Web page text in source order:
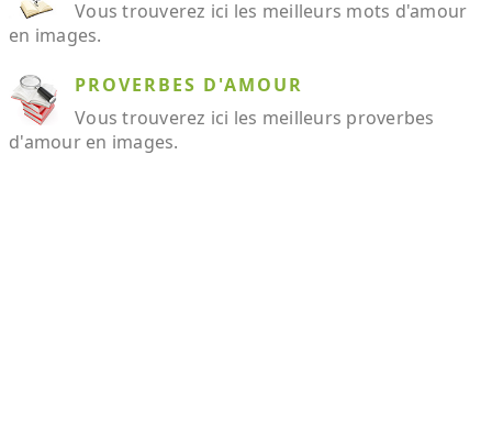
Vous trouverez ici les meilleurs mots d'amour
en images.
PROVERBES D'AMOUR
Vous trouverez ici les meilleurs proverbes
d'amour en images.